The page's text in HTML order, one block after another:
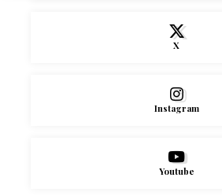
X
Instagram
Youtube